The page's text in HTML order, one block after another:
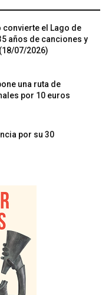
convierte el Lago de
años de canciones y
07/2026)
una ruta de
por 10 euros
por su 30